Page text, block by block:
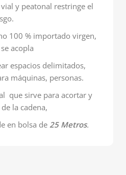
y peatonal restringe el
100 % importado virgen,
acopla
espacios delimitados,
máquinas, personas.
que sirve para acortar y
la cadena,
en bolsa de 25 Metros.